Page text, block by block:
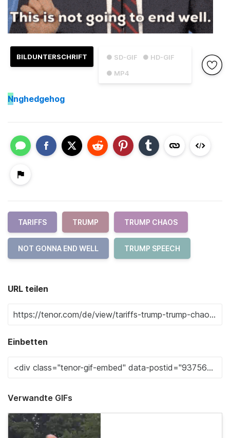
● SD-GIF
● HD-GIF
● MP4
BILDUNTERSCHRIFT
Nnghedgehog
TARIFFS TRUMP TRUMP CHAOS
NOT GONNA END WELL TRUMP SPEECH
URL teilen
Einbetten
Verwandte GIFs